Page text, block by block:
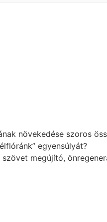
növekedése szoros
egyensúlyát?
megújító,